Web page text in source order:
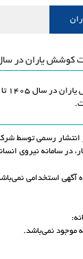
ایجاد «سندباکس» به نهادهای
ياران در سال
آگهی
انتشار رسمی توسط
در سامانه نیروی
آگهی استخدامی
موجود نمی‌باشد.